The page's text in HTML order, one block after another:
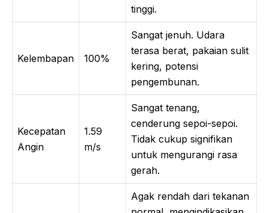
tinggi.
Kelembapan 100%
Sangat jenuh. Udara
terasa berat, pakaian sulit
kering, potensi
pengembunan.
Kecepatan
Angin
1.59
m/s
Sangat tenang,
cenderung sepoi-sepoi.
Tidak cukup signifikan
untuk mengurangi rasa
gerah.
Agak rendah dari tekanan